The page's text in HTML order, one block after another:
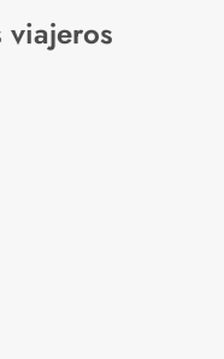
viajeros